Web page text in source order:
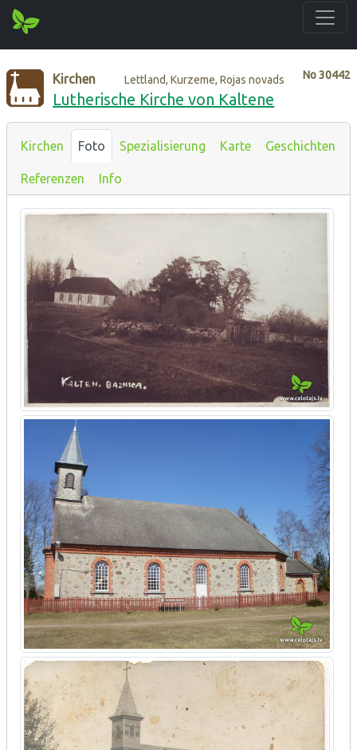
No30442
Kirchen Lettland, Kurzeme, Rojas novads
Lutherische Kirche von Kaltene
Kirchen Foto Spezialisierung Karte Geschichten
Referenzen Info